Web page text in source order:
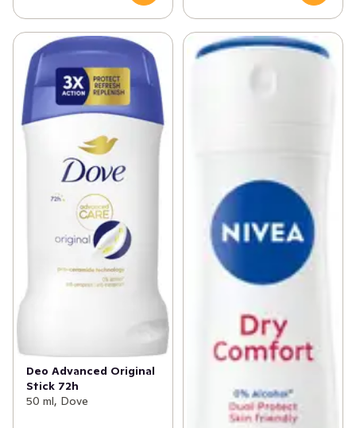
Deo Advanced Original
Stick 72h
50 ml, Dove